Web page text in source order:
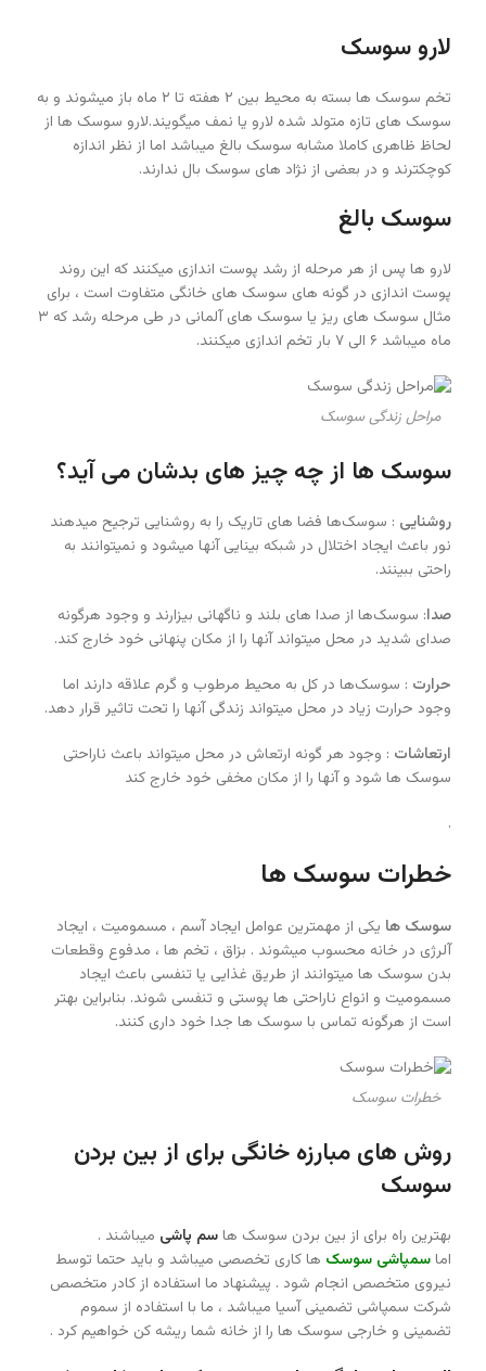
لارو سوسک
تخم سوسک ها بسته به محیط بین ۲ هفته تا ۲ ماه باز میشوند و به
سوسک های تازه متولد شده لارو یا نمف میگویند.لارو سوسک ها از
لحاظ ظاهری کاملا مشابه سوسک بالغ میباشد اما از نظر اندازه
کوچکترند و در بعضی از نژاد های سوسک بال ندارند.
سوسک بالغ
لارو ها پس از هر مرحله از رشد پوست اندازی میکنند که این روند
پوست اندازی در گونه های سوسک های خانگی متفاوت است ، برای
مثال سوسک های ریز یا سوسک های آلمانی در طی مرحله رشد که ۳
ماه میباشد ۶ الی ۷ بار تخم اندازی میکنند.
مراحل زندگی سوسک
سوسک ها از چه چیز های بدشان می آید؟
روشنایی : سوسک‌ها فضا های تاریک را به روشنایی ترجیح میدهند
نور باعث ایجاد اختلال در شبکه بینایی آنها میشود و نمیتوانند به
راحتی ببینند.
صدا: سوسک‌ها از صدا های بلند و ناگهانی بیزارند و وجود هرگونه
صدای شدید در محل میتواند آنها را از مکان پنهانی خود خارج کند.
حرارت : سوسک‌ها در کل به محیط مرطوب و گرم علاقه دارند اما
وجود حرارت زیاد در محل میتواند زندگی آنها را تحت تاثیر قرار دهد.
ارتعاشات : وجود هر گونه ارتعاش در محل میتواند باعث ناراحتی
سوسک ها شود و آنها را از مکان مخفی خود خارج کند
.
خطرات سوسک ها
سوسک ها یکی از مهمترین عوامل ایجاد آسم ، مسمومیت ، ایجاد
آلرژی در خانه محسوب میشوند . بزاق ، تخم ها ، مدفوع وقطعات
بدن سوسک ها میتوانند از طریق غذایی یا تنفسی باعث ایجاد
مسمومیت و انواع ناراحتی ها پوستی و تنفسی شوند. بنابراین بهتر
است از هرگونه تماس با سوسک ها جدا خود داری کنند.
خطرات سوسک
روش های مبارزه خانگی برای از بین بردن
سوسک
بهترین راه برای از بین بردن سوسک ها سم پاشی میباشند .
اما سمپاشی سوسک ها کاری تخصصی میباشد و باید حتما توسط
نیروی متخصص انجام شود . پیشنهاد ما استفاده از کادر متخصص
شرکت سمپاشی تضمینی آسیا میباشد ، ما با استفاده از سموم
تضمینی و خارجی سوسک ها را از خانه شما ریشه کن خواهیم کرد .